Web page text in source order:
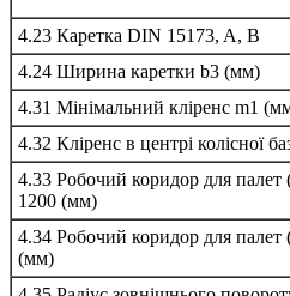
4.23 Каретка DIN 15173, A, B
4.24 Ширина каретки b3 (мм)
4.31 Мінімальний кліренс m1
4.32 Кліренс в центрі колісної
4.33 Робочий коридор для палет
1200 (мм)
4.34 Робочий коридор для палет
(мм)